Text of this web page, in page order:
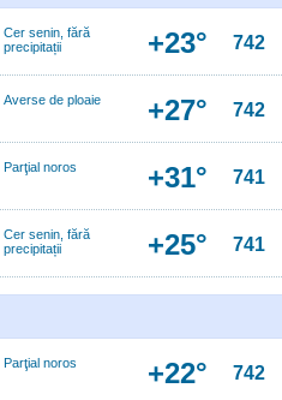
Cer senin, fără
precipitații
+23° 742
Averse de ploaie +27° 742
Parţial noros +31° 741
Cer senin, fără
precipitații
+25° 741
Parţial noros +22° 742